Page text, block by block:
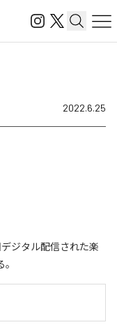
2022.6.25
ジタル配信された楽